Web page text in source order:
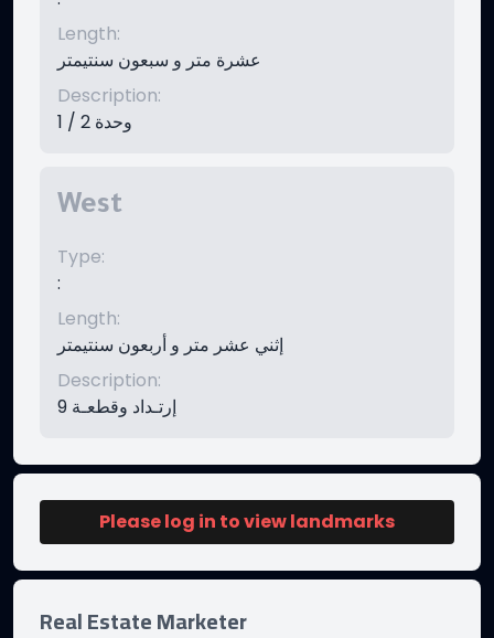
Length:
عشرة متر و سبعون سنتيمتر
Description:
وحدة 2 / 1
West
Type:
:
Length:
إثني عشر متر و أربعون سنتيمتر
Description:
إرتـداد وقطعـة 9
Please log in to view landmarks
Real Estate Marketer